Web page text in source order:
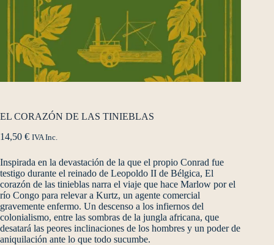
EL CORAZÓN DE LAS TINIEBLAS
14,50 € IVA Inc.
Inspirada en la devastación de la que el propio Conrad fue
testigo durante el reinado de Leopoldo II de Bélgica, El
corazón de las tinieblas narra el viaje que hace Marlow por el
río Congo para relevar a Kurtz, un agente comercial
gravemente enfermo. Un descenso a los infiernos del
colonialismo, entre las sombras de la jungla africana, que
desatará las peores inclinaciones de los hombres y un poder de
aniquilación ante lo que todo sucumbe.